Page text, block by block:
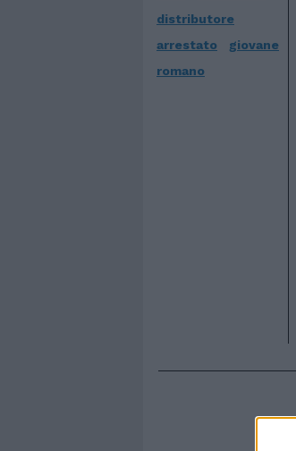
distributore
arrestato
giovane
romano